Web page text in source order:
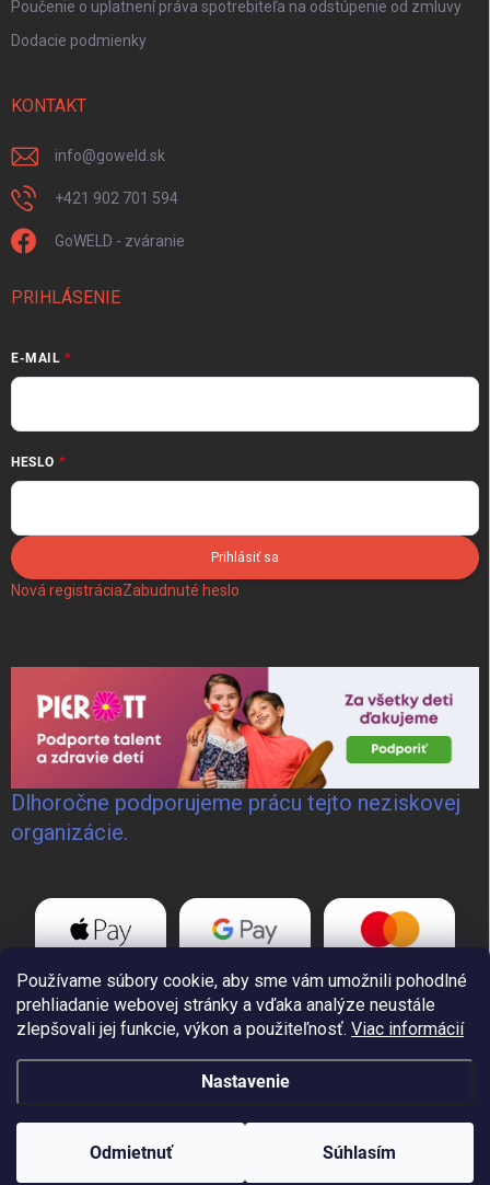
Používame súbory cookie, aby sme vám umožnili pohodlné
prehliadanie webovej stránky a vďaka analýze neustále
zlepšovali jej funkcie, výkon a použiteľnosť. Viac informácií
Nastavenie
Odmietnuť Súhlasím
Poučenie o uplatnení práva spotrebiteľa na odstúpenie od zmluvy
Dodacie podmienky
KONTAKT
info@goweld.sk
+421 902 701 594
GoWELD - zváranie
PRIHLÁSENIE
E-MAIL
HESLO
Prihlásiť sa
Nová registráciaZabudnuté heslo
Dlhoročne podporujeme prácu tejto neziskovej
organizácie.
Copyright 2026GoWELD, s.r.o.. Všetky práva vyhradené.